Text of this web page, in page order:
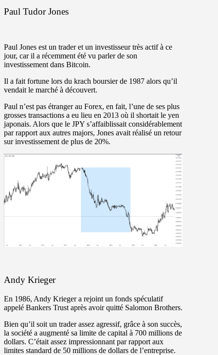
Paul Tudor Jones
Paul Jones est un trader et un investisseur très actif à ce
jour, car il a récemment été vu parler de son
investissement dans Bitcoin.
Il a fait fortune lors du krach boursier de 1987 alors qu’il
vendait le marché à découvert.
Paul n’est pas étranger au Forex, en fait, l’une de ses plus
grosses transactions a eu lieu en 2013 où il shortait le yen
japonais. Alors que le JPY s’affaiblissait considérablement
par rapport aux autres majors, Jones avait réalisé un retour
sur investissement de plus de 20%.
Andy Krieger
En 1986, Andy Krieger a rejoint un fonds spéculatif
appelé Bankers Trust après avoir quitté Salomon Brothers.
Bien qu’il soit un trader assez agressif, grâce à son succès,
la société a augmenté sa limite de capital à 700 millions de
dollars. C’était assez impressionnant par rapport aux
limites standard de 50 millions de dollars de l’entreprise.